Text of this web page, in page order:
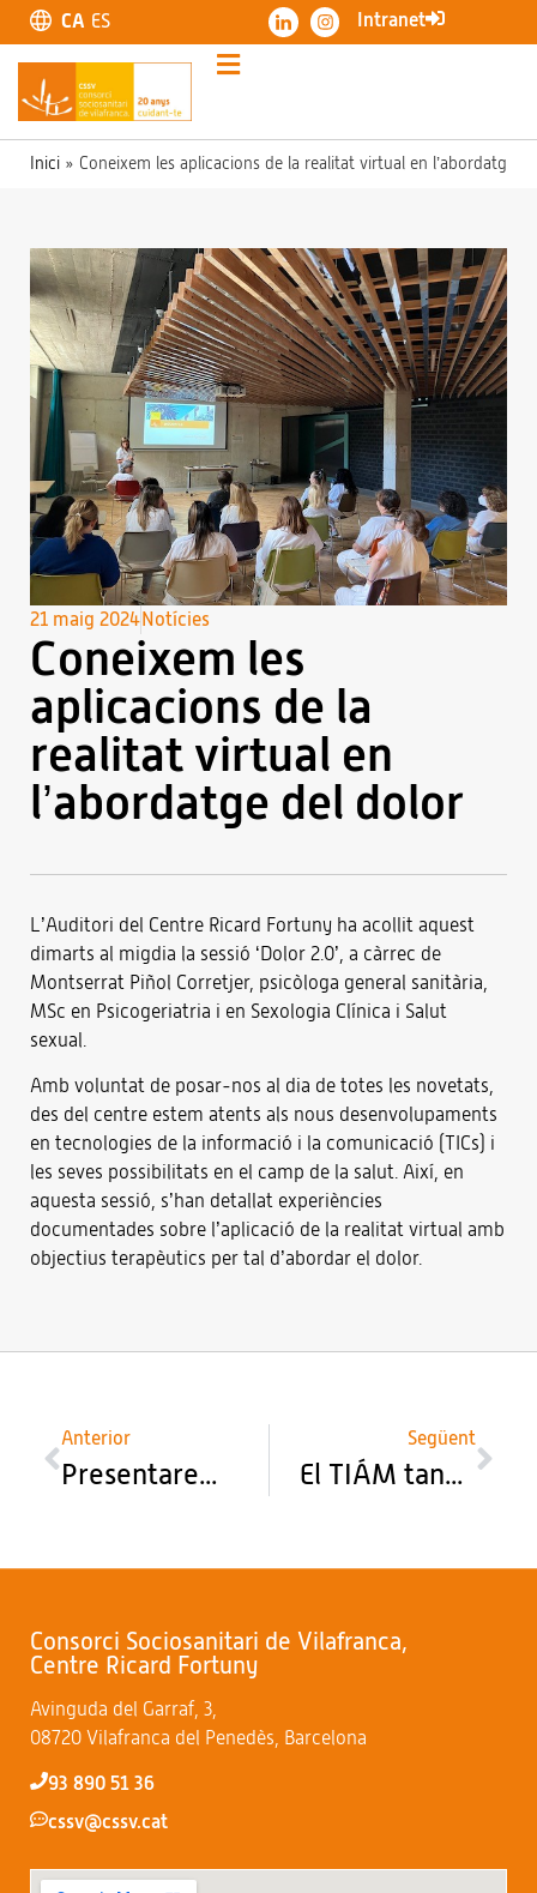
CA ES Intranet
Inici » Coneixem les aplicacions de la realitat virtual en l’abordatge
21 maig 2024Notícies
Coneixem les
aplicacions de la
realitat virtual en
l’abordatge del dolor
L’Auditori del Centre Ricard Fortuny ha acollit aquest
dimarts al migdia la sessió ‘Dolor 2.0’, a càrrec de
Montserrat Piñol Corretjer, psicòloga general sanitària,
MSc en Psicogeriatria i en Sexologia Clínica i Salut
sexual.
Amb voluntat de posar-nos al dia de totes les novetats,
des del centre estem atents als nous desenvolupaments
en tecnologies de la informació i la comunicació (TICs) i
les seves possibilitats en el camp de la salut. Així, en
aquesta sessió, s’han detallat experiències
documentades sobre l’aplicació de la realitat virtual amb
objectius terapèutics per tal d’abordar el dolor.
Anterior
Presentarem el pòster d’un projecte per a cuidadors de residència al cinquè Congrés de Serveis Socials Bàsics i Especialitzats
Següent
El TIÁM tanca el cicle ‘Cuidem-nos’ al Ricard Fortuny amb una sessió sobre l’Alzheimer
Consorci Sociosanitari de Vilafranca,
Centre Ricard Fortuny
Avinguda del Garraf, 3,
08720 Vilafranca del Penedès, Barcelona
93 890 51 36
cssv@cssv.cat